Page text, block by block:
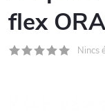
flex
Nincs